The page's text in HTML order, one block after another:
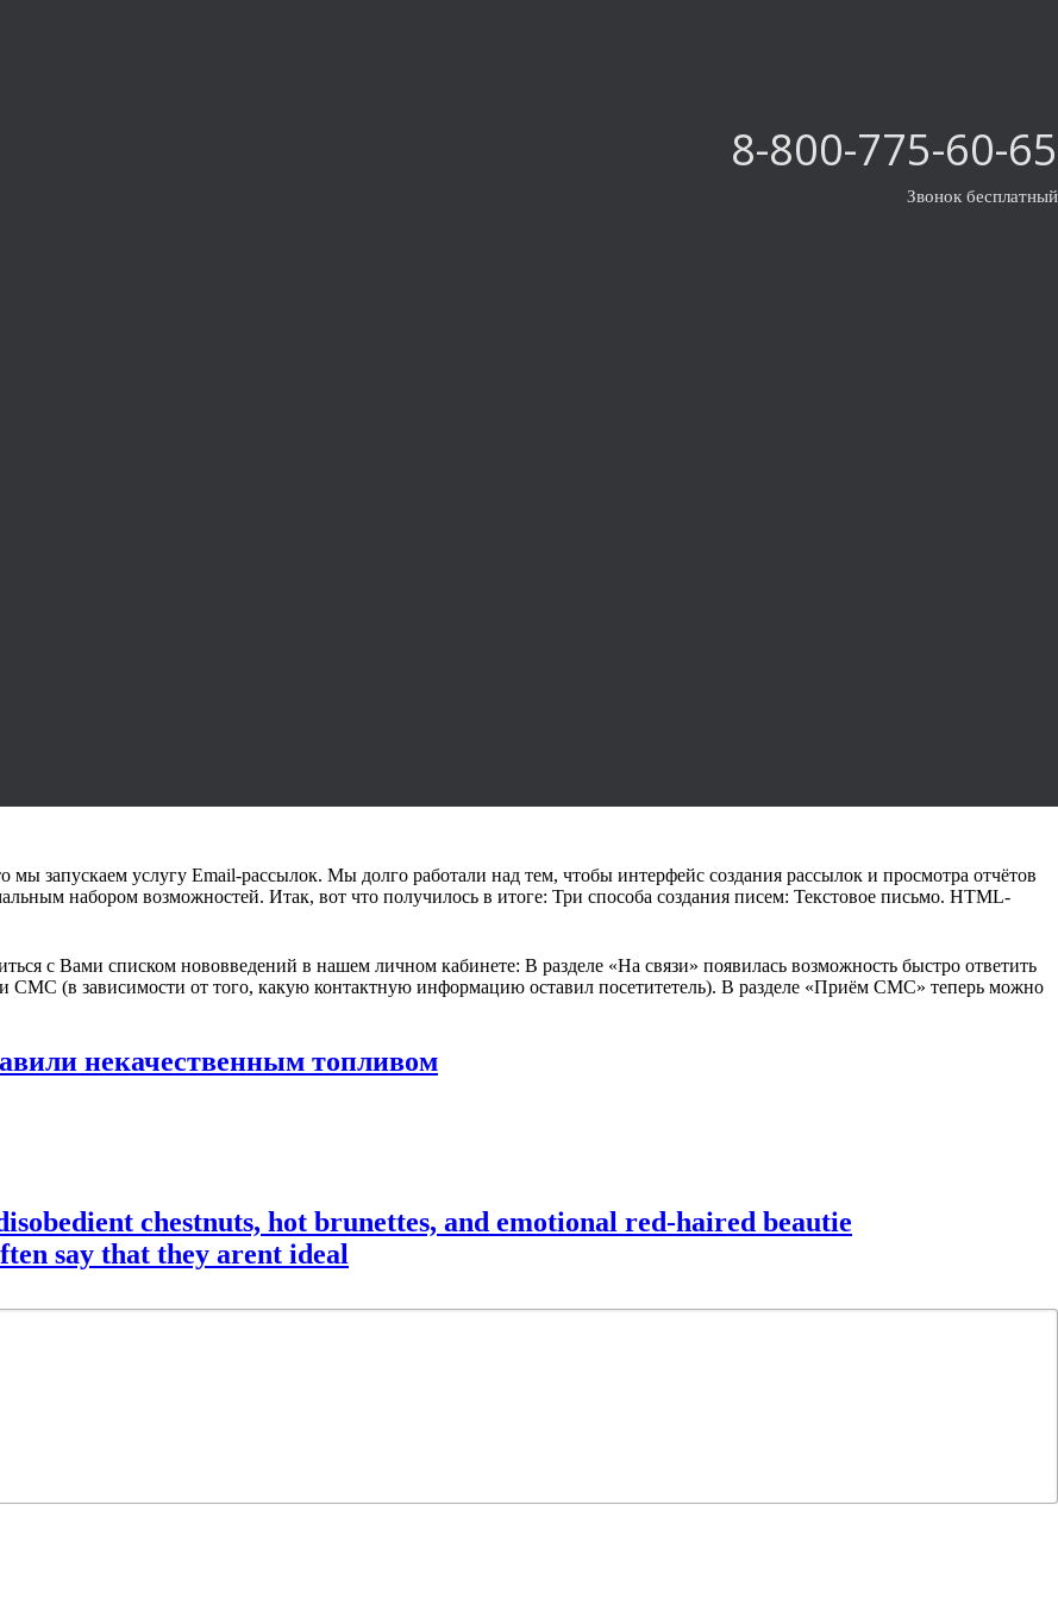
8-800-775-60-65
Звонок бесплатный
запускаем услугу Email-рассылок. Мы долго работали над тем, чтобы интерфейс создания рассылок и просмотра отчётов
набором возможностей. Итак, вот что получилось в итоге: Три способа создания писем: Текстовое письмо. HTML-
с Вами списком нововведений в нашем личном кабинете: В разделе «На связи» появилась возможность быстро ответить
(в зависимости от того, какую контактную информацию оставил посетитетель). В разделе «Приём СМС» теперь можно
некачественным топливом
chestnuts, hot brunettes, and emotional red-haired beautie
say that they arent ideal